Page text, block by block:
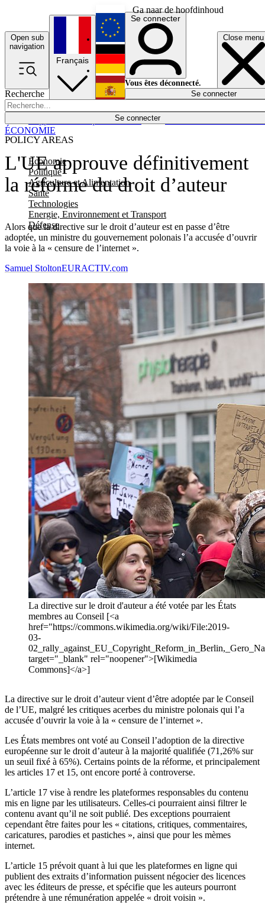
Ga naar de hoofdinhoud
Open sub
navigation
Close menu
Recherche
Se connecter
POLICY AREAS
Economie
Politique
Agriculture et Alimentation
Santé
Technologies
Energie, Environnement et Transport
Défense
Économie
Français
English
Deutsch
Español
Se connecter
Vous êtes déconnecté.
Se connecter
L'UE approuve définitivement
la réforme du droit d’auteur
Alors que la directive sur le droit d’auteur est en passe d’être
adoptée, un ministre du gouvernement polonais l’a accusée d’ouvrir
la voie à la « censure de l’internet ».
ÉCONOMIE
Samuel StoltonEURACTIV.com
La directive sur le droit d'auteur a été votée par les États
membres au Conseil [<a
href="https://commons.wikimedia.org/wiki/File:2019-
03-
target="_blank" rel="noopener">[Wikimedia
Commons]</a>]
La directive sur le droit d’auteur vient d’être adoptée par le Conseil
de l’UE, malgré les critiques acerbes du ministre polonais qui l’a
accusée d’ouvrir la voie à la « censure de l’internet ».
Les États membres ont voté au Conseil l’adoption de la directive
européenne sur le droit d’auteur à la majorité qualifiée (71,26% sur
un seuil fixé à 65%). Certains points de la réforme, et principalement
les articles 17 et 15, ont encore porté à controverse.
L’article 17 vise à rendre les plateformes responsables du contenu
mis en ligne par les utilisateurs. Celles-ci pourraient ainsi filtrer le
contenu avant qu’il ne soit publié. Des exceptions pourraient
cependant être faites pour les « citations, critiques, commentaires,
caricatures, parodies et pastiches », ainsi que pour les mèmes
internet.
L’article 15 prévoit quant à lui que les plateformes en ligne qui
publient des extraits d’information puissent négocier des licences
avec les éditeurs de presse, et spécifie que les auteurs pourront
prétendre à une rémunération appelée « droit voisin ».